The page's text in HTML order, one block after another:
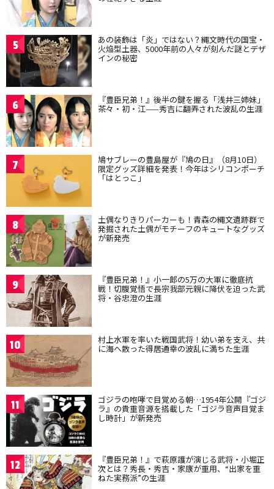
5 あの装飾は「炎」ではない？縄文時代の国宝・
火焔型土器、5000年前の人々が刻んだ謎とデザ
インの秘密
6 『豊臣兄弟！』後半の鍵を握る「浅井三姉妹」
茶々・初・江——秀吉に翻弄された波乱の生涯
7 鳩サブレーの豊島屋が『鳩の日』（8月10日）
限定グッズ詳細を発表！今年はシリコンポーチ
「はとっこ」
8 土偶なりきりパーカーも！青森の縄文遺跡群で
発掘された土偶がモチーフのキュートなグッズ
が新発売
9 『豊臣兄弟！』小一郎の5万の大軍に徹底抗
戦！切腹覚悟で長宗我部元親に降伏を迫った武
将・谷忠澄の生涯
10 村上水軍を率いた戦国武将！幼い弟を支え、共
に海へ散った得居通幸の波乱に満ちた生涯
11 ゴジラの咆哮で目覚める朝…1954年公開『ゴジ
ラ』の貴重音源を搭載した「ゴジラ音声目覚ま
し時計」が新発売
12 『豊臣兄弟！』で萩原護が演じる武将・小堀正
次とは？秀長・秀吉・家康が重用、“出家を重
ねた実務派”の生涯